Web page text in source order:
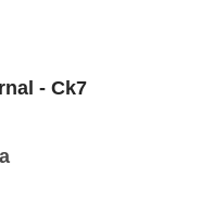
- Ck7